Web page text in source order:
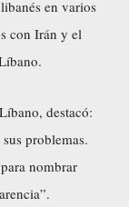
en varios
con Irán y el
destacó:
problemas.
nombrar